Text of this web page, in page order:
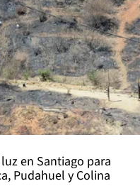
en Santiago para
Pudahuel y Colina